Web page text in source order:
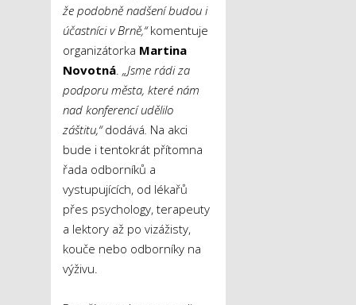
že podobně nadšení budou i
účastníci v Brně,“komentuje
organizátorka Martina
Novotná „Jsme rádi za
podporu města, které nám
nad konferencí udělilo
záštitu,“dodává Na akci
bude i tentokrát přítomna
řada odborníků a
vystupujících, od lékařů
přes psychology, terapeuty
a lektory až po vizážisty,
kouče nebo odborníky na
výživu.